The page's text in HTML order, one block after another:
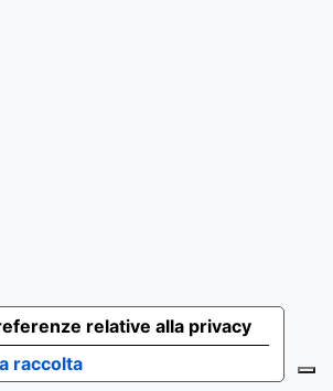
raccolta
relative alla privacy